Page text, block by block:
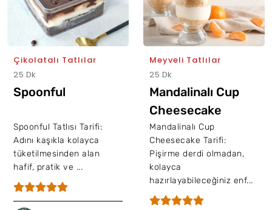
Çikolatalı Tatlılar
25 Dk
Spoonful
Spoonful Tatlısı Tarifi:
Adını kaşıkla kolayca
tüketilmesinden alan
hafif, pratik ve ...
Meyveli Tatlılar
25 Dk
Mandalinalı Cup
Cheesecake
Mandalinalı Cup
Cheesecake Tarifi:
Pişirme derdi olmadan,
kolayca
hazırlayabileceğiniz enf...